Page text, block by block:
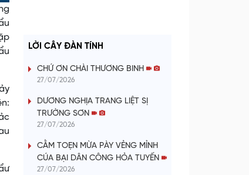
a
y
V
i
d
LỜI CÂY ĐÀN TÍNH
CHỨ ƠN CHÀI THƯƠNG BINH
27/07/2026
DƯƠNG NGHỊA TRANG LIỆT SỊ
TRƯỜNG SƠN
27/07/2026
CẰM TOẸN MỪA PÀY VẺNG MỈNH
CÚA BẠI DÂN CÔNG HỎA TUYẾN
27/07/2026